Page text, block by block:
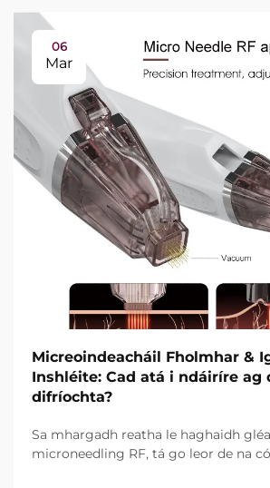
06
Mar
Micreoindeacháil Fholmhar &
Inshléite: Cad atá i ndáiríre ag
difríochta?
Sa mhargadh reatha le haghaidh
microneedling RF, tá go leor de na